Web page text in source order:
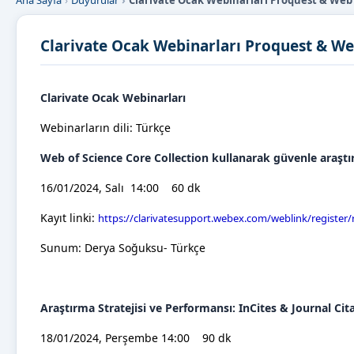
Clarivate Ocak Webinarları Proquest &
Clarivate Ocak Webinarları
Webinarların dili: Türkçe
Web of Science Core Collection kullanarak güvenle
16/01/2024, Salı 14:00 60 dk
Kayıt linki: https://clarivatesupport.webex.com/weblink/register/
Sunum: Derya Soğuksu- Türkçe
Araştırma Stratejisi ve Performansı: InCites & Journal
18/01/2024, Perşembe 14:00 90 dk